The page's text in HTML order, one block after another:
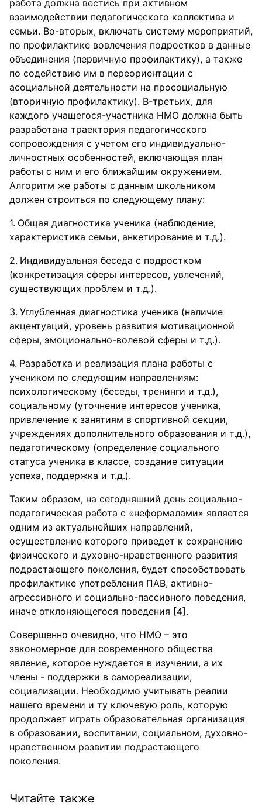
работа должна вестись при активном
взаимодействии педагогического коллектива и
семьи. Во-вторых, включать систему мероприятий,
по профилактике вовлечения подростков в данные
объединения (первичную профилактику), а также
по содействию им в переориентации с
асоциальной деятельности на просоциальную
(вторичную профилактику). В-третьих, для
каждого учащегося-участника НМО должна быть
разработана траектория педагогического
сопровождения с учетом его индивидуально-
личностных особенностей, включающая план
работы с ним и его ближайшим окружением.
Алгоритм же работы с данным школьником
должен строиться по следующему плану:
Общая диагностика ученика (наблюдение,
характеристика семьи, анкетирование и т.д.).
Индивидуальная беседа с подростком
(конкретизация сферы интересов, увлечений,
существующих проблем и т.д.).
Углубленная диагностика ученика (наличие
акцентуаций, уровень развития мотивационной
сферы, эмоционально-волевой сферы и т.д.).
Разработка и реализация плана работы с
учеником по следующим направлениям:
психологическому (беседы, тренинги и т.д.),
социальному (уточнение интересов ученика,
привлечение к занятиям в спортивной секции,
учреждениях дополнительного образования и т.д.),
педагогическому (определение социального
статуса ученика в классе, создание ситуации
успеха, поддержка и т.д.).
Таким образом, на сегодняшний день социально-
педагогическая работа с «неформалами» является
одним из актуальнейших направлений,
осуществление которого приведет к сохранению
физического и духовно-нравственного развития
подрастающего поколения, будет способствовать
профилактике употребления ПАВ, активно-
агрессивного и социально-пассивного поведения,
иначе отклоняющегося поведения [4].
Совершенно очевидно, что НМО – это
закономерное для современного общества
явление, которое нуждается в изучении, а их
члены - поддержки в самореализации,
социализации. Необходимо учитывать реалии
нашего времени и ту ключевую роль, которую
продолжает играть образовательная организация
в образовании, воспитании, социальном, духовно-
нравственном развитии подрастающего
поколения.
Читайте также